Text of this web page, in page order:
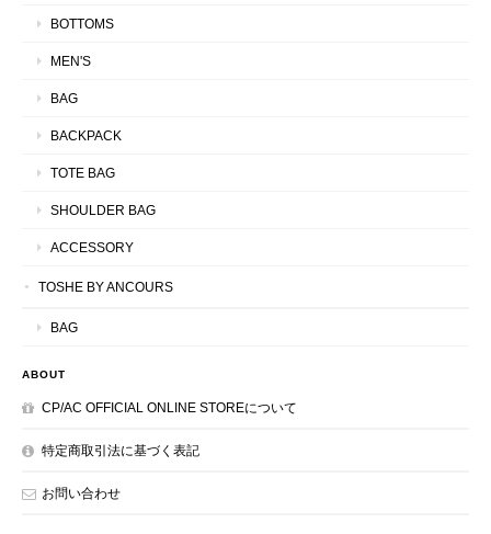
BOTTOMS
MEN'S
BAG
BACKPACK
TOTE BAG
SHOULDER BAG
ACCESSORY
TOSHE BY ANCOURS
BAG
ABOUT
CP/AC OFFICIAL ONLINE STOREについて
特定商取引法に基づく表記
お問い合わせ